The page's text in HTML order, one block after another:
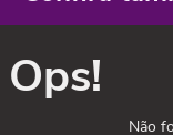
Ops!
Não